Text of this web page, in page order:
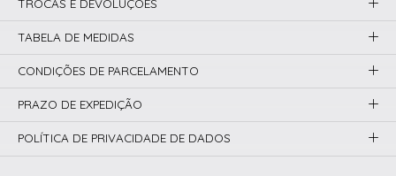
TROCAS E DEVOLUÇÕES
TABELA DE MEDIDAS
CONDIÇÕES DE PARCELAMENTO
PRAZO DE EXPEDIÇÃO
POLÍTICA DE PRIVACIDADE DE DADOS